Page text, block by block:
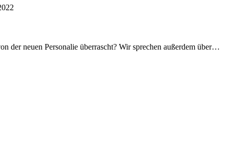
der neuen Personalie überrascht? Wir sprechen außerdem über…